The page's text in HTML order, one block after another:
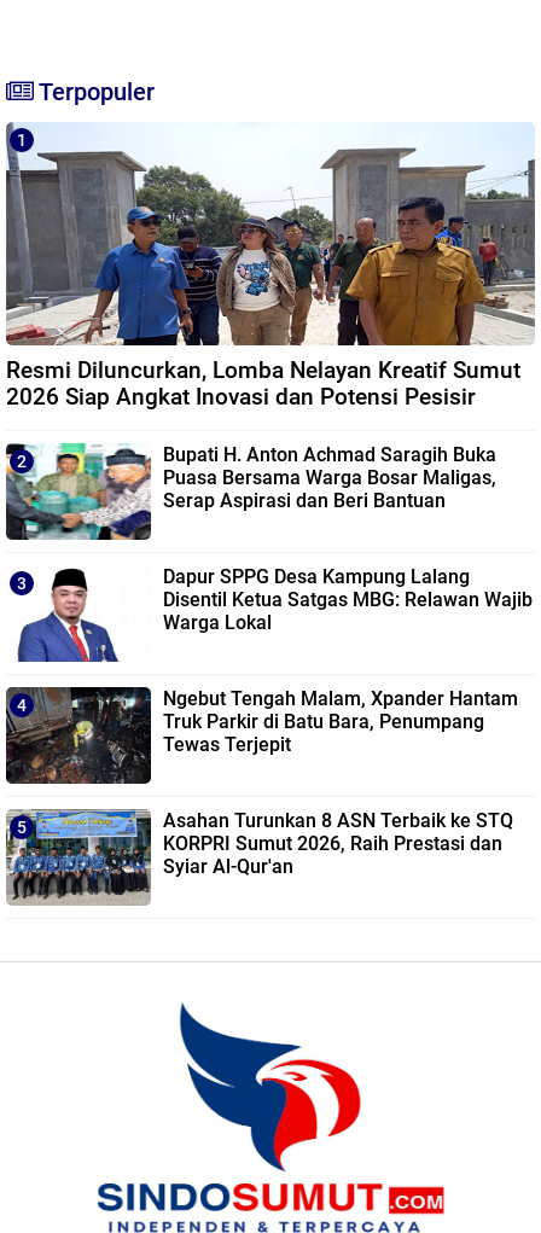
Terpopuler
Resmi Diluncurkan, Lomba Nelayan Kreatif Sumut
2026 Siap Angkat Inovasi dan Potensi Pesisir
Bupati H. Anton Achmad Saragih Buka
Puasa Bersama Warga Bosar Maligas,
Serap Aspirasi dan Beri Bantuan
Dapur SPPG Desa Kampung Lalang
Disentil Ketua Satgas MBG: Relawan Wajib
Warga Lokal
Ngebut Tengah Malam, Xpander Hantam
Truk Parkir di Batu Bara, Penumpang
Tewas Terjepit
Asahan Turunkan 8 ASN Terbaik ke STQ
KORPRI Sumut 2026, Raih Prestasi dan
Syiar Al-Qur'an